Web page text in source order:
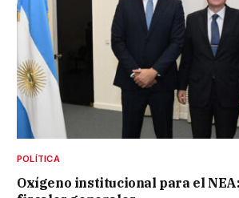
POLÍTICA
Oxígeno institucional para el